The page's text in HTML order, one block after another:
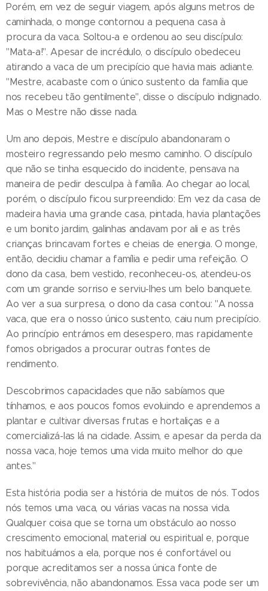
Porém, em vez de seguir viagem, após alguns metros de
caminhada, o monge contornou a pequena casa à
procura da vaca. Soltou-a e ordenou ao seu discípulo:
"Mata-a!". Apesar de incrédulo, o discípulo obedeceu
atirando a vaca de um precipício que havia mais adiante.
"Mestre, acabaste com o único sustento da família que
nos recebeu tão gentilmente", disse o discípulo indignado.
Mas o Mestre não disse nada.
Um ano depois, Mestre e discípulo abandonaram o
mosteiro regressando pelo mesmo caminho. O discípulo
que não se tinha esquecido do incidente, pensava na
maneira de pedir desculpa à família. Ao chegar ao local,
porém, o discípulo ficou surpreendido: Em vez da casa de
madeira havia uma grande casa, pintada, havia plantações
e um bonito jardim, galinhas andavam por ali e as três
crianças brincavam fortes e cheias de energia. O monge,
então, decidiu chamar a família e pedir uma refeição. O
dono da casa, bem vestido, reconheceu-os, atendeu-os
com um grande sorriso e serviu-lhes um belo banquete.
Ao ver a sua surpresa, o dono da casa contou: "A nossa
vaca, que era o nosso único sustento, caiu num precipício.
Ao princípio entrámos em desespero, mas rapidamente
fomos obrigados a procurar outras fontes de
rendimento.
Descobrimos capacidades que não sabíamos que
tínhamos, e aos poucos fomos evoluindo e aprendemos a
plantar e cultivar diversas frutas e hortaliças e a
comercializá-las lá na cidade. Assim, e apesar da perda da
nossa vaca, hoje temos uma vida muito melhor do que
antes."
Esta história podia ser a história de muitos de nós. Todos
nós temos uma vaca, ou várias vacas na nossa vida.
Qualquer coisa que se torna um obstáculo ao nosso
crescimento emocional, material ou espiritual e, porque
nos habituámos a ela, porque nos é confortável ou
porque acreditamos ser a nossa única fonte de
sobrevivência, não abandonamos. Essa vaca pode ser um